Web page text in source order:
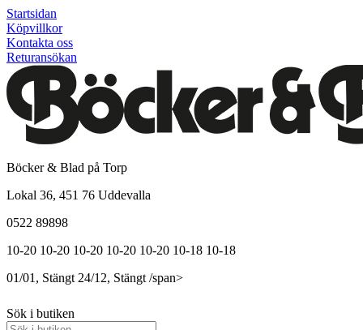
Startsidan
Köpvillkor
Kontakta oss
Returansökan
Böcker & Blad på Torp
Lokal 36, 451 76 Uddevalla
0522 89898
10-20 10-20 10-20 10-20 10-20 10-18 10-18
01/01, Stängt 24/12, Stängt /span>
Sök i butiken